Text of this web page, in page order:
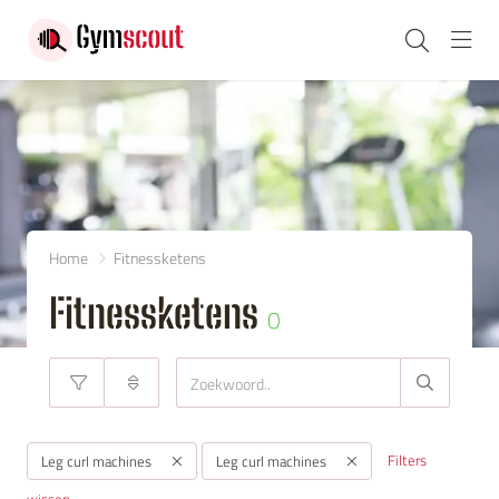
Home Fitnessketens
Fitnessketens 0
Leg curl machines Leg curl machines
Filters